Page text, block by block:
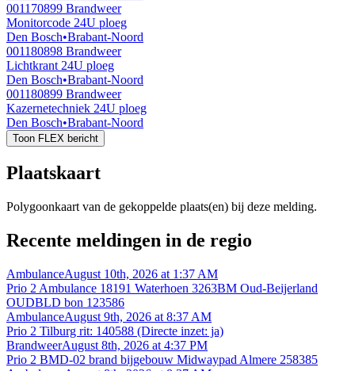
001170899 Brandweer
Monitorcode 24U ploeg
Den Bosch•Brabant-Noord
001180898 Brandweer
Lichtkrant 24U ploeg
Den Bosch•Brabant-Noord
001180899 Brandweer
Kazernetechniek 24U ploeg
Den Bosch•Brabant-Noord
Toon FLEX bericht
Plaatskaart
Polygoonkaart van de gekoppelde plaats(en) bij deze melding.
Recente meldingen in de regio
AmbulanceAugust 10th, 2026 at 1:37 AM
Prio 2 Ambulance 18191 Waterhoen 3263BM Oud-Beijerland
OUDBLD bon 123586
AmbulanceAugust 9th, 2026 at 8:37 AM
Prio 2 Tilburg rit: 140588 (Directe inzet: ja)
BrandweerAugust 8th, 2026 at 4:37 PM
Prio 2 BMD-02 brand bijgebouw Midwaypad Almere 258385